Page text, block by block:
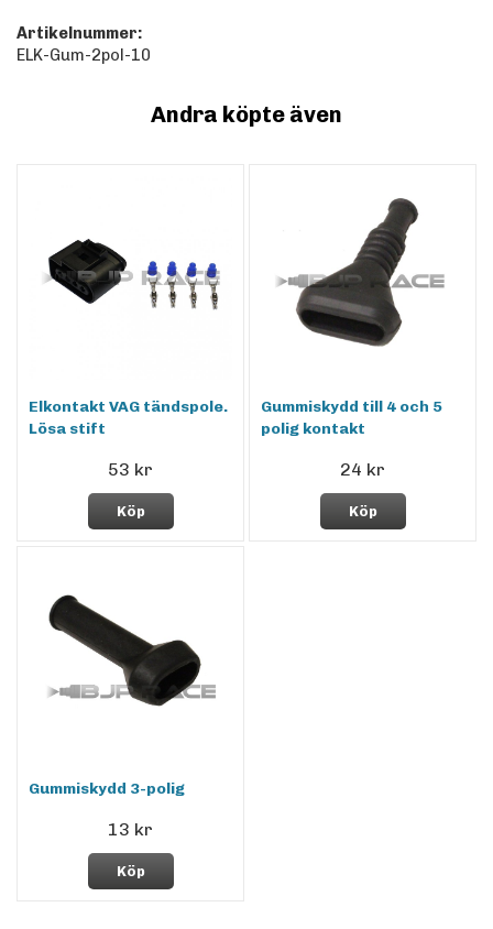
Artikelnummer:
ELK-Gum-2pol-10
Andra köpte även
Elkontakt VAG tändspole.
Lösa stift
53 kr
Köp
Gummiskydd till 4 och 5
polig kontakt
24 kr
Köp
Gummiskydd 3-polig
13 kr
Köp